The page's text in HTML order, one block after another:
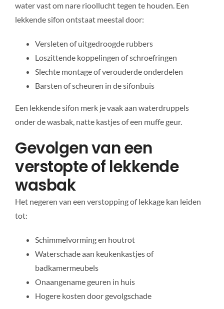
water vast om nare rioollucht tegen te houden. Een
lekkende sifon ontstaat meestal door:
Versleten of uitgedroogde rubbers
Loszittende koppelingen of schroefringen
Slechte montage of verouderde onderdelen
Barsten of scheuren in de sifonbuis
Een lekkende sifon merk je vaak aan waterdruppels
onder de wasbak, natte kastjes of een muffe geur.
Gevolgen van een
verstopte of lekkende
wasbak
Het negeren van een verstopping of lekkage kan leiden
tot:
Schimmelvorming en houtrot
Waterschade aan keukenkastjes of
badkamermeubels
Onaangename geuren in huis
Hogere kosten door gevolgschade